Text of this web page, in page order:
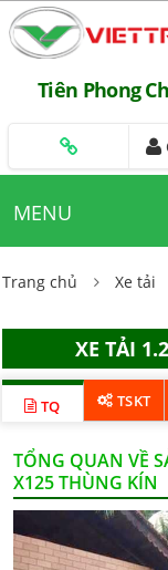
Tiên Phong
MENU
Trang chủ Xe tải
XE TẢI
TQ TSKT
TỔNG QUAN VỀ
X125 THÙNG KÍN